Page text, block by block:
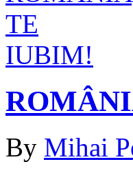
By Mihai